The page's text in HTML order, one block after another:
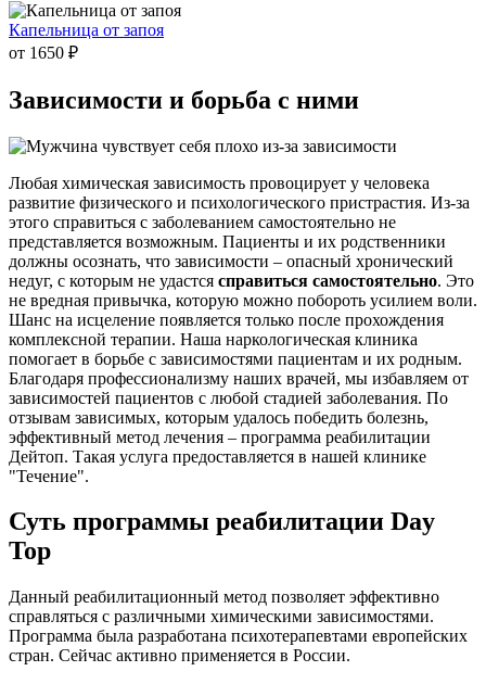
Капельница от запоя
от 1650 ₽
Зависимости и борьба с ними
Любая химическая зависимость провоцирует у человека
развитие физического и психологического пристрастия. Из-за
этого справиться с заболеванием самостоятельно не
представляется возможным. Пациенты и их родственники
должны осознать, что зависимости – опасный хронический
недуг, с которым не удастся справиться самостоятельно. Это
не вредная привычка, которую можно побороть усилием воли.
Шанс на исцеление появляется только после прохождения
комплексной терапии. Наша наркологическая клиника
помогает в борьбе с зависимостями пациентам и их родным.
Благодаря профессионализму наших врачей, мы избавляем от
зависимостей пациентов с любой стадией заболевания. По
отзывам зависимых, которым удалось победить болезнь,
эффективный метод лечения – программа реабилитации
Дейтоп. Такая услуга предоставляется в нашей клинике
"Течение".
Суть программы реабилитации Day
Top
Данный реабилитационный метод позволяет эффективно
справляться с различными химическими зависимостями.
Программа была разработана психотерапевтами европейских
стран. Сейчас активно применяется в России.